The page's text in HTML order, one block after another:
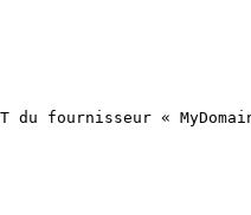
fournisseur «